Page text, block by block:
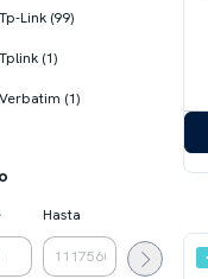
Tp-Link (99)
Tplink (1)
Verbatim (1)
Hasta